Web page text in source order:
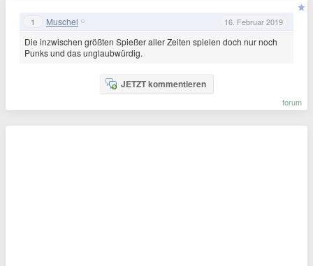
1 Muschel 16. Februar 2019
Die inzwischen größten Spießer aller Zeiten spielen doch nur noch
Punks und das unglaubwürdig.
JETZT kommentieren
forum